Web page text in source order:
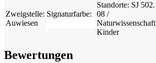
Zweigstelle:
Auwiesen
Signaturfarbe:
Standorte: SJ 502.
08 /
Naturwissenschaft
Kinder
Bewertungen